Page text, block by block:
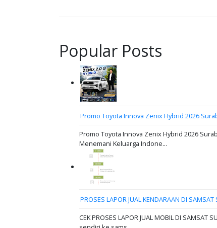
Popular Posts
Promo Toyota Innova Zenix Hybrid 2026
Promo Toyota Innova Zenix Hybrid 2026
Menemani Keluarga Indone...
PROSES LAPOR JUAL KENDARAAN DI
CEK PROSES LAPOR JUAL MOBIL DI